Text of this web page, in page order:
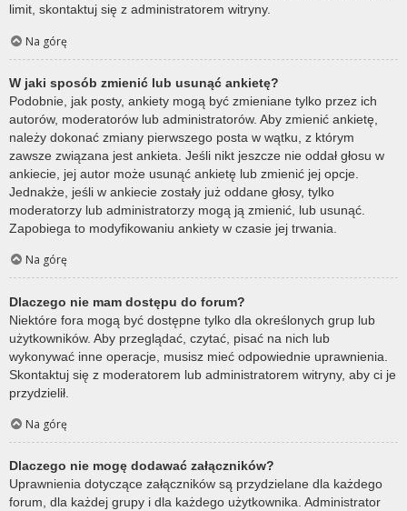
limit, skontaktuj się z administratorem witryny.
Na górę
W jaki sposób zmienić lub usunąć ankietę?
Podobnie, jak posty, ankiety mogą być zmieniane tylko przez ich
autorów, moderatorów lub administratorów. Aby zmienić ankietę,
należy dokonać zmiany pierwszego posta w wątku, z którym
zawsze związana jest ankieta. Jeśli nikt jeszcze nie oddał głosu w
ankiecie, jej autor może usunąć ankietę lub zmienić jej opcje.
Jednakże, jeśli w ankiecie zostały już oddane głosy, tylko
moderatorzy lub administratorzy mogą ją zmienić, lub usunąć.
Zapobiega to modyfikowaniu ankiety w czasie jej trwania.
Na górę
Dlaczego nie mam dostępu do forum?
Niektóre fora mogą być dostępne tylko dla określonych grup lub
użytkowników. Aby przeglądać, czytać, pisać na nich lub
wykonywać inne operacje, musisz mieć odpowiednie uprawnienia.
Skontaktuj się z moderatorem lub administratorem witryny, aby ci je
przydzielił.
Na górę
Dlaczego nie mogę dodawać załączników?
Uprawnienia dotyczące załączników są przydzielane dla każdego
forum, dla każdej grupy i dla każdego użytkownika. Administrator